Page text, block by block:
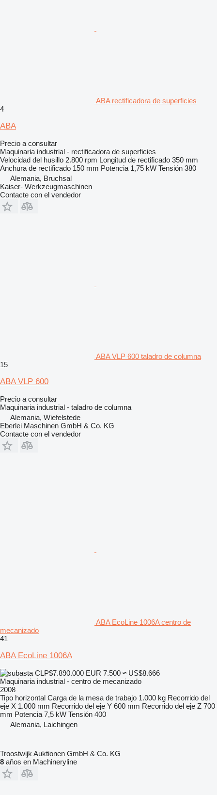
ABA rectificadora de superficies
4
ABA
Precio a consultar
Maquinaria industrial - rectificadora de superficies
Velocidad del husillo 2.800 rpm Longitud de rectificado 350 mm
Anchura de rectificado 150 mm Potencia 1,75 kW Tensión 380
Alemania, Bruchsal
Kaiser- Werkzeugmaschinen
Contacte con el vendedor
ABA VLP 600 taladro de columna
15
ABA VLP 600
Precio a consultar
Maquinaria industrial - taladro de columna
Alemania, Wiefelstede
Eberlei Maschinen GmbH & Co. KG
Contacte con el vendedor
ABA EcoLine 1006A centro de
mecanizado
41
ABA EcoLine 1006A
CLP$7.890.000 EUR 7.500 ≈ US$8.666
Maquinaria industrial - centro de mecanizado
2008
Tipo horizontal Carga de la mesa de trabajo 1.000 kg Recorrido del
eje X 1.000 mm Recorrido del eje Y 600 mm Recorrido del eje Z 700
mm Potencia 7,5 kW Tensión 400
Alemania, Laichingen
Troostwijk Auktionen GmbH & Co. KG
8 años en Machineryline